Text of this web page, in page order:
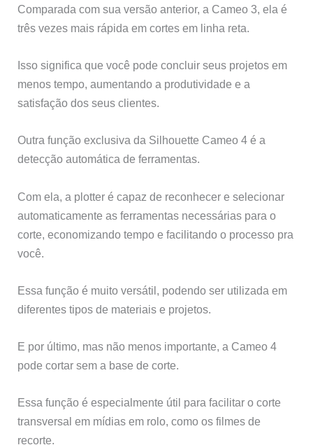
Comparada com sua versão anterior, a Cameo 3, ela é
três vezes mais rápida em cortes em linha reta.
Isso significa que você pode concluir seus projetos em
menos tempo, aumentando a produtividade e a
satisfação dos seus clientes.
Outra função exclusiva da Silhouette Cameo 4 é a
detecção automática de ferramentas.
Com ela, a plotter é capaz de reconhecer e selecionar
automaticamente as ferramentas necessárias para o
corte, economizando tempo e facilitando o processo pra
você.
Essa função é muito versátil, podendo ser utilizada em
diferentes tipos de materiais e projetos.
E por último, mas não menos importante, a Cameo 4
pode cortar sem a base de corte.
Essa função é especialmente útil para facilitar o corte
transversal em mídias em rolo, como os filmes de
recorte.